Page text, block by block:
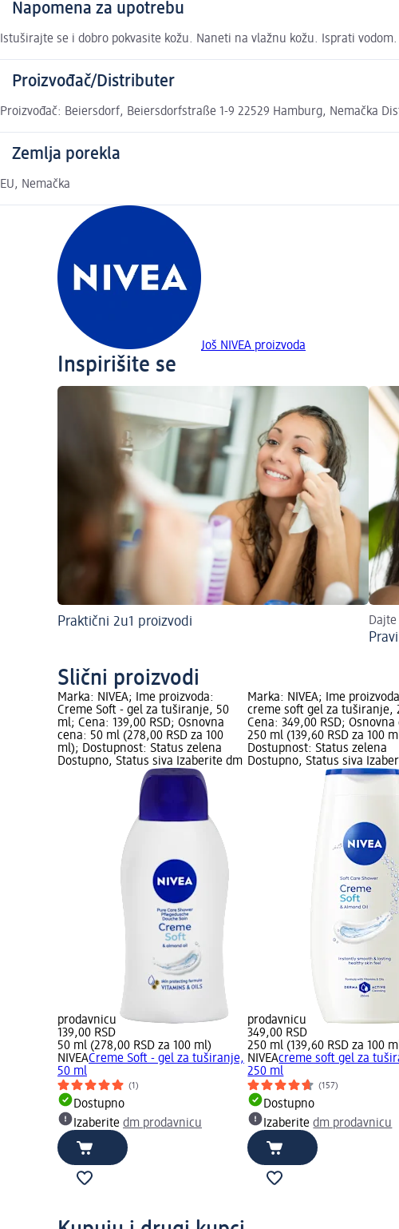
Napomena za upotrebu
Istuširajte se i dobro pokvasite kožu. Naneti na vlažnu kožu. Isprati
Proizvođač/Distributer
Proizvođač: Beiersdorf, Beiersdorfstraße 1-9 22529 Hamburg, Nemačka
Zemlja porekla
EU, Nemačka
Još NIVEA proizvoda
Inspirišite se
Praktični 2u1 proizvodi
Slični proizvodi
Marka: NIVEA; Ime proizvoda:
Creme Soft - gel za tuširanje, 50
ml; Cena: 139,00 RSD; Osnovna
cena: 50 ml (278,00 RSD za 100
ml); Dostupnost: Status zelena
Dostupno, Status siva Izaberite dm
prodavnicu
139,00 RSD
50 ml (278,00 RSD za 100 ml)
NIVEACreme Soft - gel za tuširanje,
50 ml
(1)
Dostupno
Izaberite dm prodavnicu
Marka: NIVEA; Ime
creme soft gel za tuširanje,
Cena: 349,00 RSD; Osnovna
250 ml (139,60 RSD za 100
Dostupnost: Status zelena
Dostupno, Status siva
prodavnicu
349,00 RSD
250 ml (139,60 RSD za 100
NIVEAcreme soft gel za
250 ml
(157)
Dostupno
Izaberitedm prodavnicu